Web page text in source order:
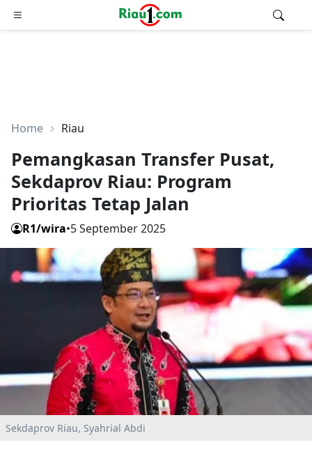
Home Riau
Pemangkasan Transfer Pusat,
Sekdaprov Riau: Program
Prioritas Tetap Jalan
R1/wira•5 September 2025
Sekdaprov Riau, Syahrial Abdi